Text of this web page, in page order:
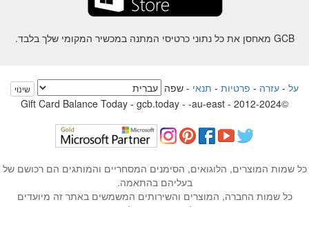
GCB מאחסן את כל נתוני כרטיסי המתנה במכשיר המקומי שלך בלבד.
על-עזרה-פרטיות-תנאי-שפה שינוי
©2012-2024 - Gift Card Balance Today - gcb.today - -au-east
שמות המוצרים, הלוגואים, הסימנים המסחריים והמותגים הם רכושם של
בעליהם בהתאמה.
כל שמות החברה, המוצרים והשירותים המשמשים באתר זה מיועדים
למטרות זיהוי בלבד.